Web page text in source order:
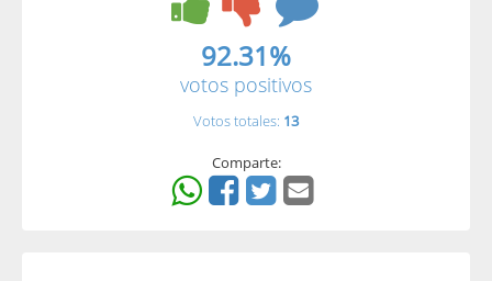
92.31%
votos positivos
Votos totales: 13
Comparte: